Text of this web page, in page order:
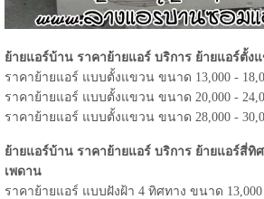
ย้ายแอร์บ้าน ราคาย้ายแอร์ บริการ ย้ายแอร์ตั้ง
ราคาย้ายแอร์ แบบตั้งแขวน ขนาด 13,000 -
ราคาย้ายแอร์ แบบตั้งแขวน ขนาด 20,000 -
ราคาย้ายแอร์ แบบตั้งแขวน ขนาด 28,000 -
ย้ายแอร์บ้าน ราคาย้ายแอร์ บริการ ย้ายแอร์สี่ทิ
เพดาน
ราคาย้ายแอร์ แบบฝังฝ้า 4 ทิศทาง ขนาด 13,000